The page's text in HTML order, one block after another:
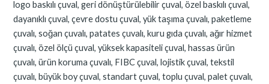
logo baskılı çuval, geri dönüştürülebilir çuval, özel baskılı çuval,
dayanıklı çuval, çevre dostu çuval, yük taşıma çuvalı, paketleme
çuvalı, soğan çuvalı, patates çuvalı, kuru gıda çuvalı, ağır hizmet
çuvalı, özel ölçü çuval, yüksek kapasiteli çuval, hassas ürün
çuvalı, ürün koruma çuvalı, FIBC çuval, lojistik çuval, tekstil
çuvalı, büyük boy çuval, standart çuval, toplu çuval, palet çuvalı,